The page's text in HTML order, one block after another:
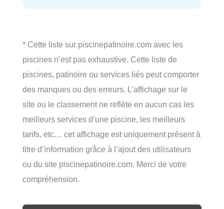
* Cette liste sur piscinepatinoire.com avec les
piscines n’est pas exhaustive. Cette liste de
piscines, patinoire ou services liés peut comporter
des manques ou des erreurs. L’affichage sur le
site ou le classement ne reflète en aucun cas les
meilleurs services d’une piscine, les meilleurs
tarifs, etc… cet affichage est uniquement présent à
titre d’information grâce à l’ajout des utilisateurs
ou du site piscinepatinoire.com. Merci de votre
compréhension.